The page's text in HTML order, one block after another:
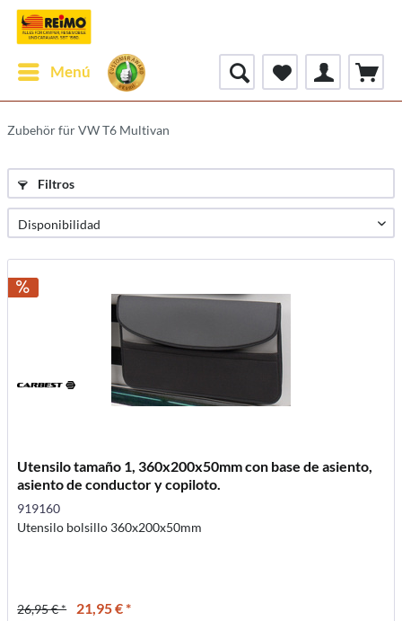
Menú
Zubehör für VW T6 Multivan
Filtros
Utensilo tamaño 1, 360x200x50mm con base de asiento,
asiento de conductor y copiloto.
919160
Utensilo bolsillo 360x200x50mm
26,95 € * 21,95 € *